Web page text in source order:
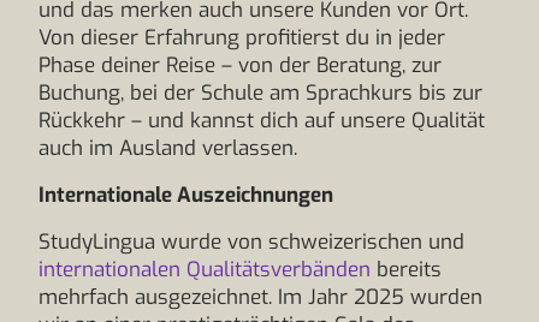
und das merken auch unsere Kunden vor Ort.
Von dieser Erfahrung profitierst du in jeder
Phase deiner Reise – von der Beratung, zur
Buchung, bei der Schule am Sprachkurs bis zur
Rückkehr – und kannst dich auf unsere Qualität
auch im Ausland verlassen.
Internationale Auszeichnungen
StudyLingua wurde von schweizerischen und
internationalen Qualitätsverbänden bereits
mehrfach ausgezeichnet. Im Jahr 2025 wurden